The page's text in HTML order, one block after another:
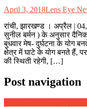
April 3, 2018Lens Eye
रांची, झारखण्ड । अप्रैल | 04,
सुनील बर्मन ) के अनुसार
बुधवार मेष- दुर्घटना के योग
क्षेत्र में घाटे के योग बनते हैं,
की स्थिती रहेगी, […]
Post navigation